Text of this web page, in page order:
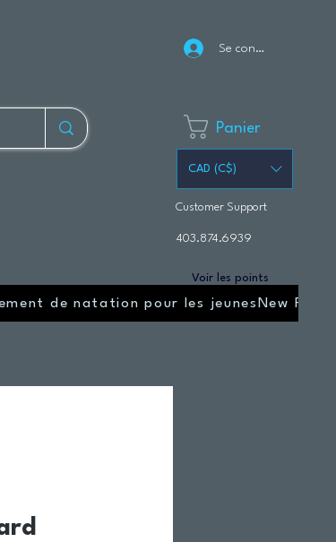
Se connecter
Panier
CAD (C$)
Customer Support
403.874.6939
Voir les points
de natation pour les jeunes New Page